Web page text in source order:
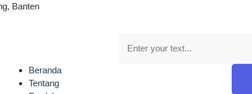
Banten
Beranda
Tentang